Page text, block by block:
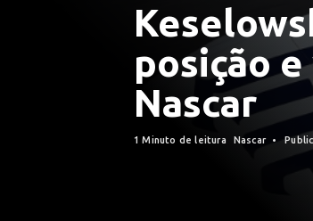
posição
Nascar
1 Minuto de leitura Nascar